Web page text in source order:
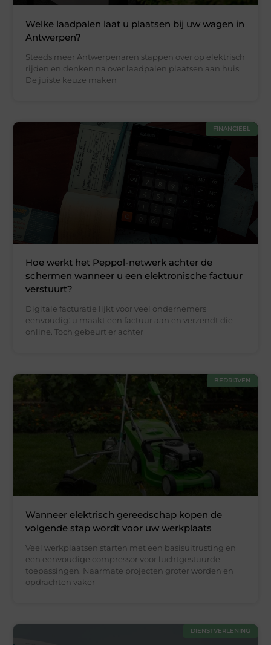
Welke laadpalen laat u plaatsen bij uw wagen in
Antwerpen?
Steeds meer Antwerpenaren stappen over op elektrisch
rijden en denken na over laadpalen plaatsen aan huis.
De juiste keuze maken
FINANCIEEL
Hoe werkt het Peppol-netwerk achter de
schermen wanneer u een elektronische factuur
verstuurt?
Digitale facturatie lijkt voor veel ondernemers
eenvoudig: u maakt een factuur aan en verzendt die
online. Toch gebeurt er achter
BEDRIJVEN
Wanneer elektrisch gereedschap kopen de
volgende stap wordt voor uw werkplaats
Veel werkplaatsen starten met een basisuitrusting en
een eenvoudige compressor voor luchtgestuurde
toepassingen. Naarmate projecten groter worden en
opdrachten vaker
DIENSTVERLENING